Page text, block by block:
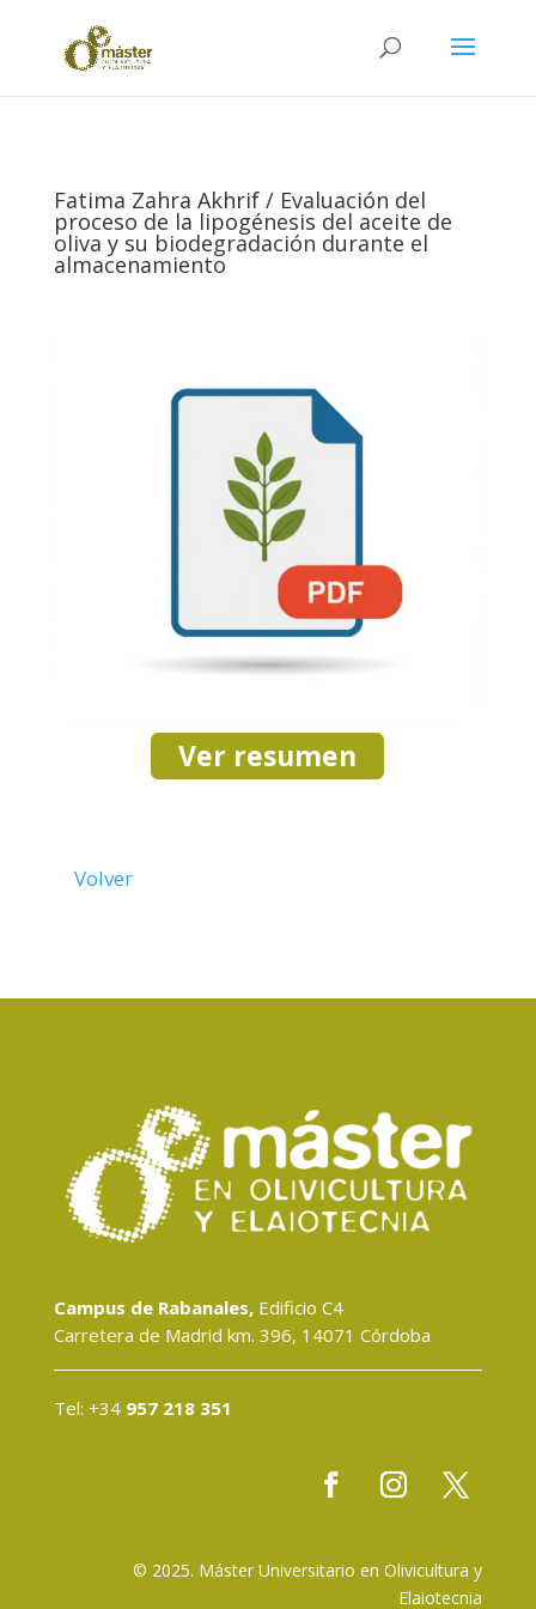
Fatima Zahra Akhrif / Evaluación del
proceso de la lipogénesis del aceite de
oliva y su biodegradación durante el
almacenamiento
Ver resumen
Volver
Campus de Rabanales,Edificio C4
Carretera de Madrid km. 396, 14071 Córdoba
Tel: +34 957 218 351
© 2025. Máster Universitario en Olivicultura y
Elaiotecnia